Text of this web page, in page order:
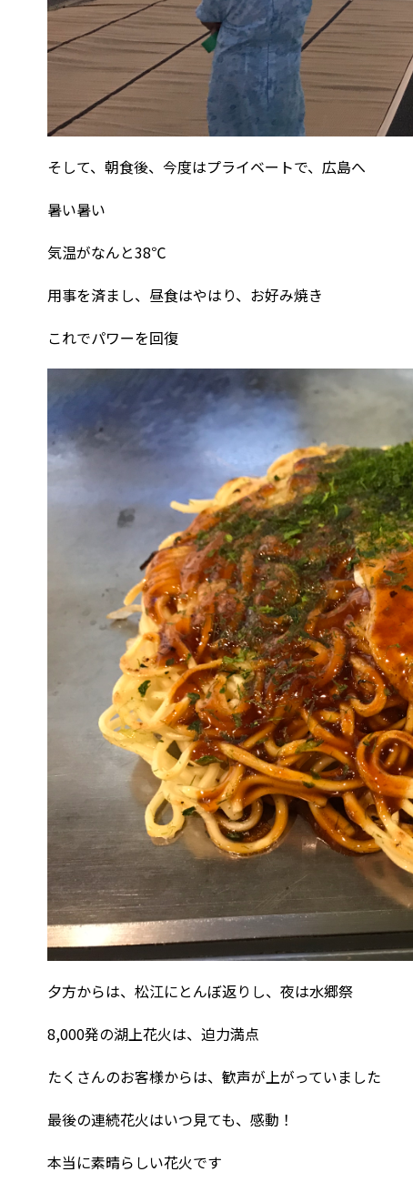
そして、朝食後、今度はプライベートで、広島へ
暑い暑い
気温がなんと38℃
用事を済まし、昼食はやはり、お好み焼き
これでパワーを回復
夕方からは、松江にとんぼ返りし、夜は水郷祭
8,000発の湖上花火は、迫力満点
たくさんのお客様からは、歓声が上がっていました
最後の連続花火はいつ見ても、感動！
本当に素晴らしい花火です